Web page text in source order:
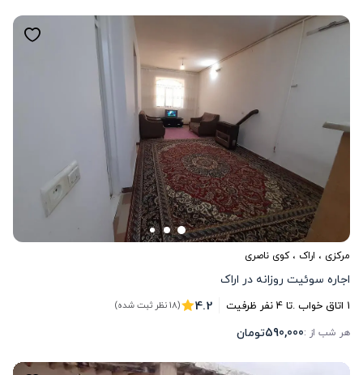
مرکزی ، اراک ، کوی ناصری
اجاره سوئیت روزانه در اراک
1 اتاق خواب .تا4نفر ظرفیت 4.2 (18 نظر ثبت شده)
هر شب از :590,000تومان